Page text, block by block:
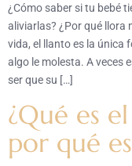
¿Cómo saber si tu bebé
aliviarlas? ¿Por qué llora
vida, el llanto es la única
algo le molesta. A veces
ser que su […]
¿Qué es
por qué